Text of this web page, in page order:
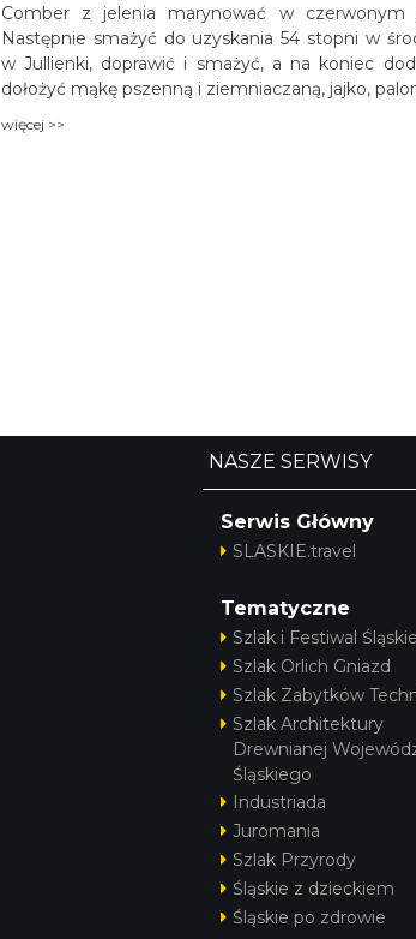
Comber z jelenia marynować w
Następnie smażyć do uzyskania 54 stopni w
w Jullienki, doprawić i smażyć, a na koniec
dołożyć mąkę pszenną i ziemniaczaną, jajko,
więcej >>
NASZE SERWISY
Serwis Główny
SLASKIE.travel
Tematyczne
Szlak i Festiwal
Szlak Orlich Gniazd
Szlak Zabytków
Szlak Architektury
Drewnianej
Śląskiego
Industriada
Juromania
Szlak Przyrody
Śląskie z dzieckiem
Śląskie po zdrowie